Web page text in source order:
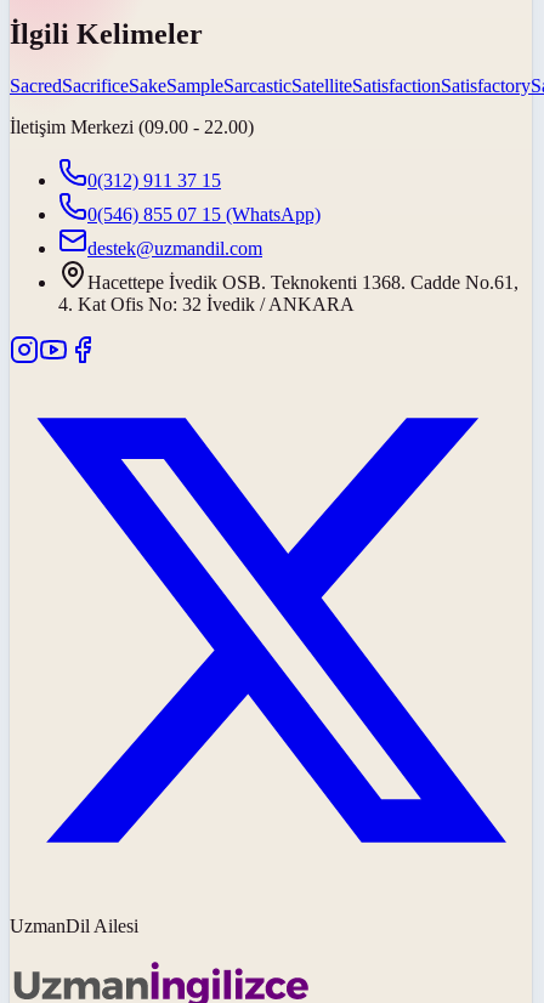
İlgili Kelimeler
SacredSacrificeSakeSampleSarcasticSatelliteSatisfactionSatisfactory
İletişim Merkezi (09.00 - 22.00)
0(312) 911 37 15
0(546) 855 07 15 (WhatsApp)
destek@uzmandil.com
Hacettepe İvedik OSB. Teknokenti 1368. Cadde No.61,
4. Kat Ofis No: 32 İvedik / ANKARA
UzmanDil Ailesi